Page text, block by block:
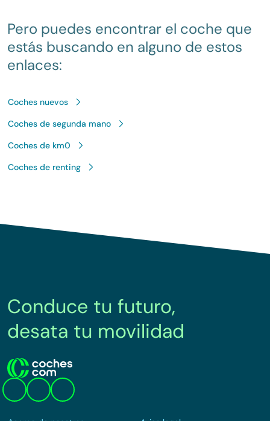
Pero puedes encontrar el coche que
estás buscando en alguno de estos
enlaces:
Coches nuevos
Coches de segunda mano
Coches de km0
Coches de renting
Conduce tu futuro,
desata tu movilidad